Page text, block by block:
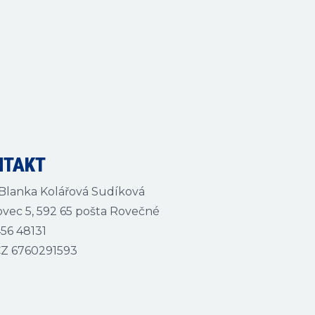
Kolářová Sudíková
5, 592 65 pošta Rovečné
48131
6760291593